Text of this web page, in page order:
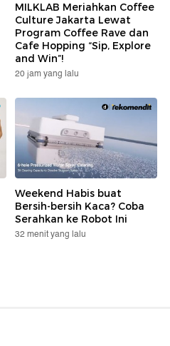
MILKLAB Meriahkan Coffee
Culture Jakarta Lewat
Program Coffee Rave dan
Cafe Hopping “Sip, Explore
and Win”!
20 jam yang lalu
Weekend Habis buat
Bersih-bersih Kaca? Coba
Serahkan ke Robot Ini
32 menit yang lalu